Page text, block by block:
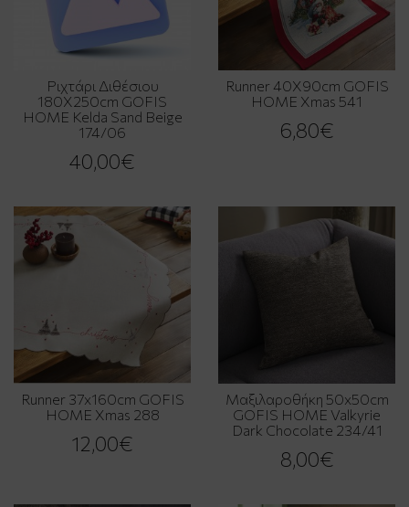
Ριχτάρι Διθέσιου
180X250cm GOFIS
HOME Kelda Sand Beige
174/06
40,00€
Runner 40X90cm GOFIS
HOME Xmas 541
6,80€
Runner 37x160cm GOFIS
HOME Xmas 288
12,00€
Μαξιλαροθήκη 50x50cm
GOFIS HOME Valkyrie
Dark Chocolate 234/41
8,00€